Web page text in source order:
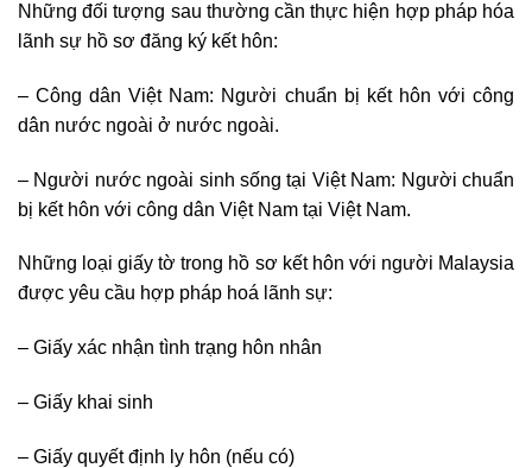
Những đối tượng sau thường cần thực hiện hợp pháp hóa
lãnh sự hồ sơ đăng ký kết hôn:
– Công dân Việt Nam: Người chuẩn bị kết hôn với công
dân nước ngoài ở nước ngoài.
– Người nước ngoài sinh sống tại Việt Nam: Người chuẩn
bị kết hôn với công dân Việt Nam tại Việt Nam.
Những loại giấy tờ trong hồ sơ kết hôn với người Malaysia
được yêu cầu hợp pháp hoá lãnh sự:
– Giấy xác nhận tình trạng hôn nhân
– Giấy khai sinh
– Giấy quyết định ly hôn (nếu có)